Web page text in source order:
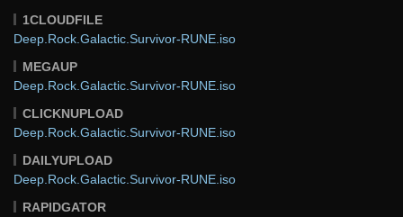
1CLOUDFILE
Deep.Rock.Galactic.Survivor-RUNE.iso
MEGAUP
Deep.Rock.Galactic.Survivor-RUNE.iso
CLICKNUPLOAD
Deep.Rock.Galactic.Survivor-RUNE.iso
DAILYUPLOAD
Deep.Rock.Galactic.Survivor-RUNE.iso
RAPIDGATOR